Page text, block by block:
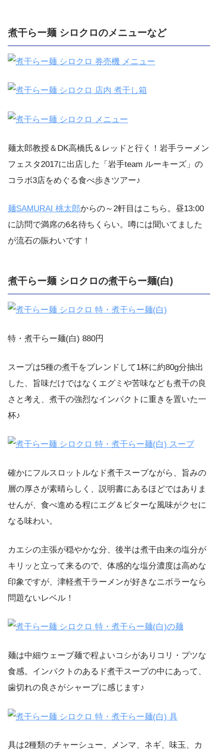
煮干らー麺 シロクロのメニューなど
麺太郎教授＆DK高橋氏＆レッドと行く！岩手ラーメン
フェスタ2017に出店した「岩手team ルーキーズ」の
コラボ3店をめぐる食べ歩きツアー♪
麺SAMURAI 桃太郎からの～2軒目はこちら。昼13:00
に訪問で満席の6名待ちくらい。噂には聞いてました
が流石の賑わいです！
煮干らー麺 シロクロの煮干らー麺(白)
特・煮干らー麺(白) 880円
スープは5種の煮干をブレンドして1杯に約80g分抽出
した、旨味だけではなくエグミや苦味なども煮干の良
さと考え、煮干の強烈なインパクトに重きを置いた一
杯♪
確かにフルスロットルなド煮干スープながら、旨みの
層の厚さが素晴らしく、説明書にあるほどではありま
せんが、食べ進める程にエグ＆ビターな風味がクセに
なる味わい。
カエシの主張が穏やかな分、後半は煮干由来の塩分が
キリッと立って来るので、体感的な塩分濃度は高めな
印象ですが、津軽煮干ラーメンが好きなニボラーなら
問題ないレベル！
麺は中細ウェーブ麺で程よいコシがありコリ・プツな
食感。インパクトのあるド煮干スープの中にあって、
歯切れの良さがシャープに感じます♪
具は2種類のチャーシュー、メンマ、ネギ、味玉、カ